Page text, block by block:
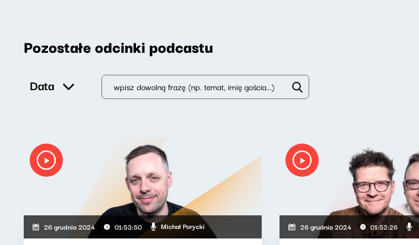
Pozostałe odcinki podcastu
Data
26 grudnia 2024 01:53:50 Michał Porycki 26 grudnia 2024 01:52:26